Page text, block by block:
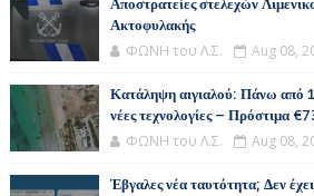
Αποστρατείες στελεχών
Ακτοφυλακής
ΦΩΝΗ του Λ.Σ. Aug 08,
Κατάληψη αιγιαλού: Πάνω από
νέες τεχνολογίες – Πρόστιμα
ΦΩΝΗ του Λ.Σ. Aug 08,
Έβγαλες νέα ταυτότητα; Δεν